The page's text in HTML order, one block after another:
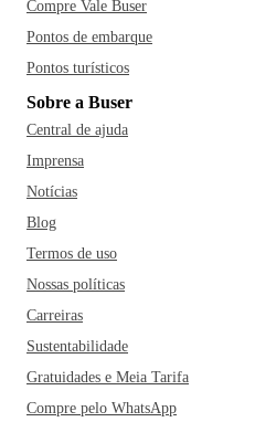
Compre Vale Buser
Pontos de embarque
Pontos turísticos
Sobre a Buser
Central de ajuda
Imprensa
Notícias
Blog
Termos de uso
Nossas políticas
Carreiras
Sustentabilidade
Gratuidades e Meia Tarifa
Compre pelo WhatsApp